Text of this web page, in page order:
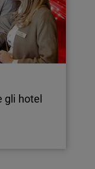
gli hotel